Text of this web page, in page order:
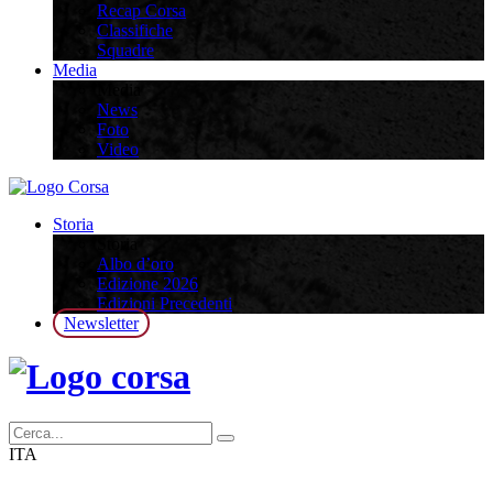
Recap Corsa
Classifiche
Squadre
Media
News
Foto
Video
Storia
Albo d’oro
Edizione 2026
Edizioni Precedenti
Newsletter
ITA